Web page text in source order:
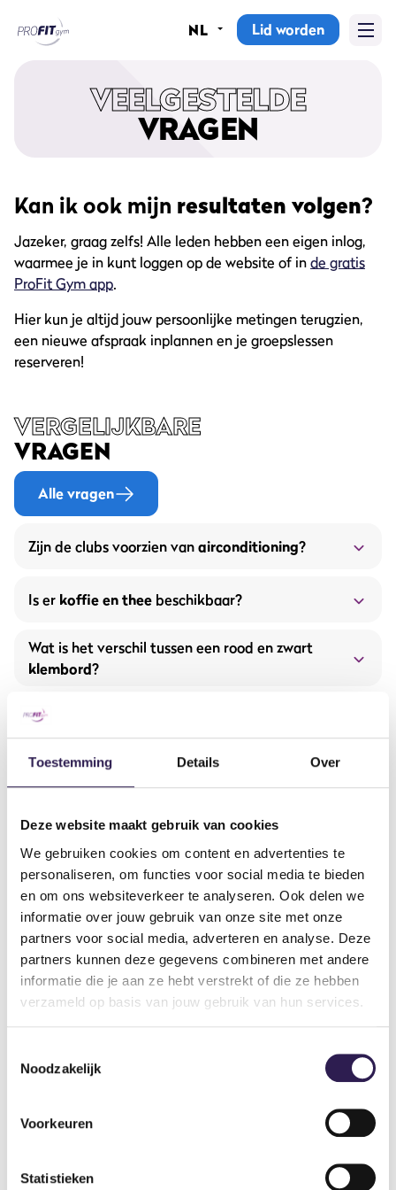
Toestemming Details Over
Deze website maakt gebruik van cookies
We gebruiken cookies om content en advertenties te
personaliseren, om functies voor social media te bieden
en om ons websiteverkeer te analyseren. Ook delen we
informatie over jouw gebruik van onze site met onze
partners voor social media, adverteren en analyse. Deze
partners kunnen deze gegevens combineren met andere
informatie die je aan ze hebt verstrekt of die ze hebben
verzameld op basis van jouw gebruik van hun services.
Noodzakelijk
Voorkeuren
Statistieken
Sportscholen
Abonnementen
Groepslessen
Lesrooster
Alle groepslessen
Waarom ProFit Gym
NL Lid worden
VEELGESTELDE
VRAGEN
Kan ik ook mijn resultaten volgen?
Jazeker, graag zelfs! Alle leden hebben een eigen inlog,
waarmee je in kunt loggen op de website of inde gratis
ProFit Gym app.
Hier kun je altijd jouw persoonlijke metingen terugzien,
een nieuwe afspraak inplannen en je groepslessen
reserveren!
VERGELIJKBARE
VRAGEN
Alle vragen
Zijn de clubs voorzien vanairconditioning?
Is er koffie en thee beschikbaar?
gratis
Wat is het verschil tussen een rood en zwart
klembord?
je net begint met sporten
je het prettig vindt om onder begeleiding te
sporten
je terug komt van een blessure
je begint met een nieuw trainingsschema
Hoe vaak moet ik een
trainingsschema?
pagina per
vestiging
OOKALL-IN FITNESS?
Schrijf je nu in
Sportscholen